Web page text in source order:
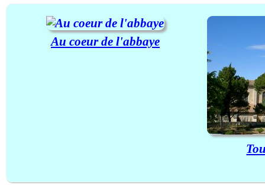
Au coeur de l'abbaye